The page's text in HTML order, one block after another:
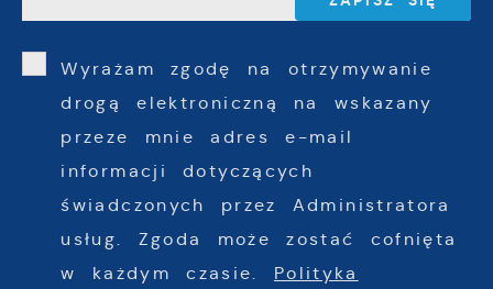
Wyrażam zgodę na otrzymywanie
drogą elektroniczną na wskazany
przeze mnie adres e-mail
informacji dotyczących
świadczonych przez Administratora
usług. Zgoda może zostać cofnięta
w każdym czasie. Polityka